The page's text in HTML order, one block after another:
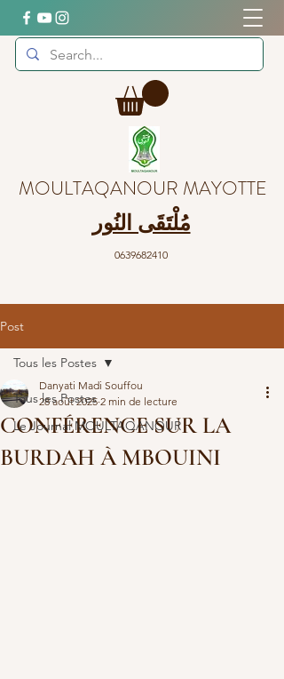
MOULTAQANOUR MAYOTTE
مُلْتَقَى النُور
0639682410
Post
Tous les Postes
Le Journal MOULTAQANOUR
Tous les Postes
CONFÉRENCE SUR LA
BURDAH À MBOUINI
Danyati Madi Souffou
28 août 2025 2 min de lecture